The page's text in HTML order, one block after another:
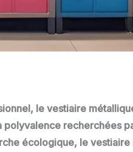
le vestiaire
polyvalence recherchées
écologique, le